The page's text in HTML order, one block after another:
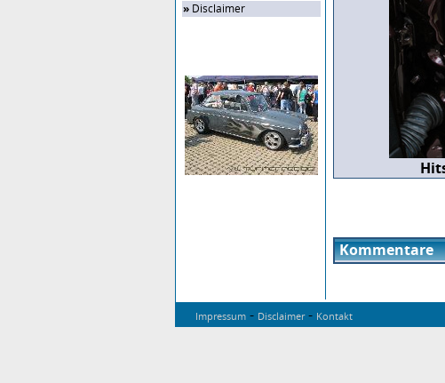
» Disclaimer
Kommentare
Impressum - Disclaimer- Kontakt